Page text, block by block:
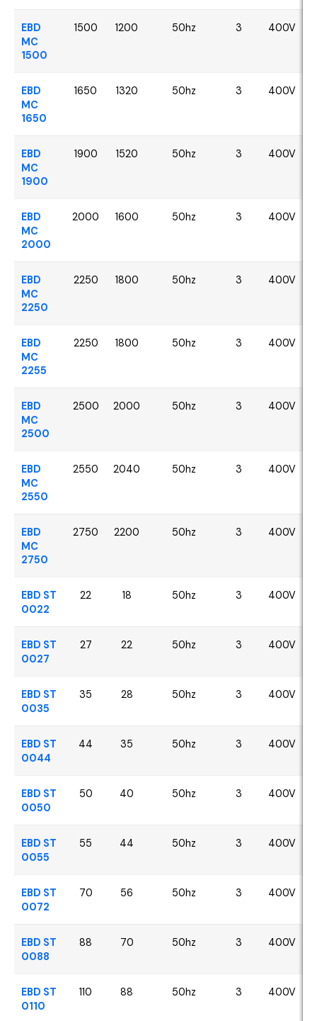
EBD
MC
1500
1500 1200 50hz 3 400V
EBD
MC
1650
1650 1320 50hz 3 400V
EBD
MC
1900
1900 1520 50hz 3 400V
EBD
MC
2000
2000 1600 50hz 3 400V
EBD
MC
2250
2250 1800 50hz 3 400V
EBD
MC
2255
2250 1800 50hz 3 400V
EBD
MC
2500
2500 2000 50hz 3 400V
EBD
MC
2550
2550 2040 50hz 3 400V
EBD
MC
2750
2750 2200 50hz 3 400V
EBD ST
0022
22 18 50hz 3 400V
EBD ST
0027
27 22 50hz 3 400V
EBD ST
0035
35 28 50hz 3 400V
EBD ST
0044
44 35 50hz 3 400V
EBD ST
0050
50 40 50hz 3 400V
EBD ST
0055
55 44 50hz 3 400V
EBD ST
0072
70 56 50hz 3 400V
EBD ST
0088
88 70 50hz 3 400V
EBD ST
0110
110 88 50hz 3 400V